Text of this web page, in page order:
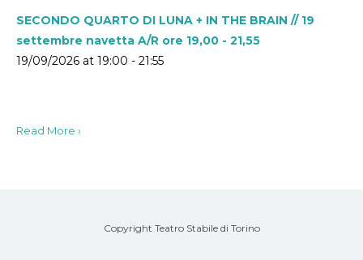
SECONDO QUARTO DI LUNA + IN THE BRAIN // 19
settembre navetta A/R ore 19,00 - 21,55
19/09/2026 at 19:00 - 21:55
Read More ›
Copyright Teatro Stabile di Torino